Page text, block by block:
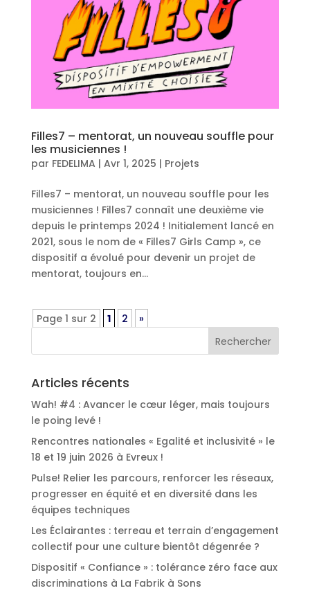
Filles7 – mentorat, un nouveau souffle pour
les musiciennes !
par FEDELIMA | Avr 1, 2025 | Projets
Filles7 – mentorat, un nouveau souffle pour les
musiciennes ! Filles7 connaît une deuxième vie
depuis le printemps 2024 ! Initialement lancé en
2021, sous le nom de « Filles7 Girls Camp », ce
dispositif a évolué pour devenir un projet de
mentorat, toujours en...
Page 1 sur 2 1 2 »
Articles récents
Wah! #4 : Avancer le cœur léger, mais toujours
le poing levé !
Rencontres nationales « Egalité et inclusivité » le
18 et 19 juin 2026 à Evreux !
Pulse! Relier les parcours, renforcer les réseaux,
progresser en équité et en diversité dans les
équipes techniques
Les Éclairantes : terreau et terrain d’engagement
collectif pour une culture bientôt dégenrée ?
Dispositif « Confiance » : tolérance zéro face aux
discriminations à La Fabrik à Sons